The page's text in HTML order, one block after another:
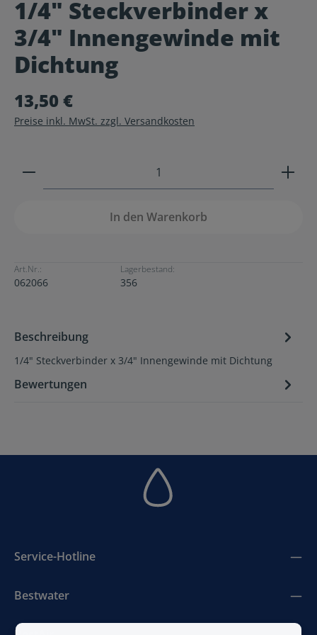
Durchschnittliche Bewertung von 0 von 5 Sternen
1/4" Steckverbinder x
3/4" Innengewinde mit
Dichtung
13,50 €
Preise inkl. MwSt. zzgl. Versandkosten
Produkt Anzahl: Gib den gewünschten Wert ein
In den Warenkorb
Art.Nr.:
062066
Lagerbestand:
356
Beschreibung
1/4" Steckverbinder x 3/4" Innengewinde mit Dichtung
Bewertungen
Service-Hotline
Bestwater